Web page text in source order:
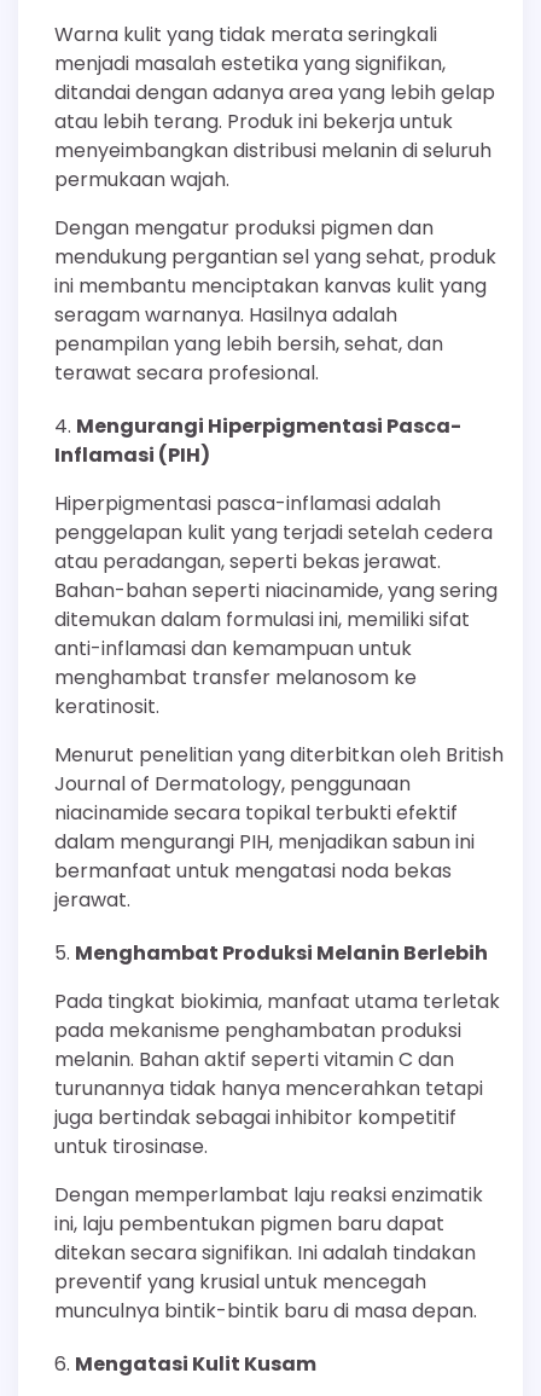
Warna kulit yang tidak merata seringkali
menjadi masalah estetika yang signifikan,
ditandai dengan adanya area yang lebih gelap
atau lebih terang. Produk ini bekerja untuk
menyeimbangkan distribusi melanin di seluruh
permukaan wajah.
Dengan mengatur produksi pigmen dan
mendukung pergantian sel yang sehat, produk
ini membantu menciptakan kanvas kulit yang
seragam warnanya. Hasilnya adalah
penampilan yang lebih bersih, sehat, dan
terawat secara profesional.
Mengurangi Hiperpigmentasi Pasca-
Inflamasi (PIH)
Hiperpigmentasi pasca-inflamasi adalah
penggelapan kulit yang terjadi setelah cedera
atau peradangan, seperti bekas jerawat.
Bahan-bahan seperti niacinamide, yang sering
ditemukan dalam formulasi ini, memiliki sifat
anti-inflamasi dan kemampuan untuk
menghambat transfer melanosom ke
keratinosit.
Menurut penelitian yang diterbitkan oleh British
Journal of Dermatology, penggunaan
niacinamide secara topikal terbukti efektif
dalam mengurangi PIH, menjadikan sabun ini
bermanfaat untuk mengatasi noda bekas
jerawat.
Menghambat Produksi Melanin Berlebih
Pada tingkat biokimia, manfaat utama terletak
pada mekanisme penghambatan produksi
melanin. Bahan aktif seperti vitamin C dan
turunannya tidak hanya mencerahkan tetapi
juga bertindak sebagai inhibitor kompetitif
untuk tirosinase.
Dengan memperlambat laju reaksi enzimatik
ini, laju pembentukan pigmen baru dapat
ditekan secara signifikan. Ini adalah tindakan
preventif yang krusial untuk mencegah
munculnya bintik-bintik baru di masa depan.
Mengatasi Kulit Kusam